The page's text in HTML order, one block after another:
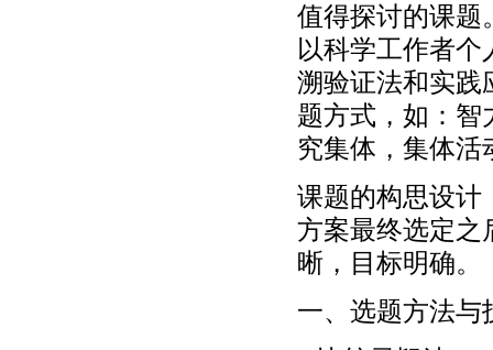
值得探讨的课题
以科学工作者
溯验证法和实践
题方式，如：智
究集体，集体活
课题的构思设计
方案最终选定之
晰，目标明确。
一、选题方法与